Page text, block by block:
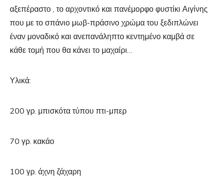
αξεπέραστο , το αρχοντικό και πανέμορφο φυστίκι Αιγίνης
που με το σπάνιο μωβ-πράσινο χρώμα του ξεδιπλώνει
έναν μοναδικό και ανεπανάληπτο κεντημένο καμβά σε
κάθε τομή που θα κάνει το μαχαίρι…
Υλικά:
200 γρ. μπισκότα τύπου πτι-μπερ
70 γρ. κακάο
100 γρ. άχνη ζάχαρη